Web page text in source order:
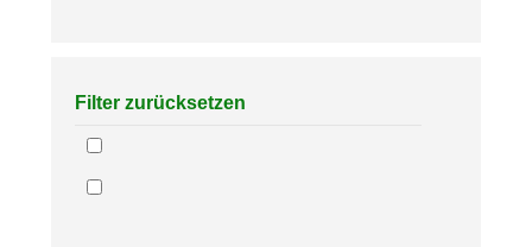
Filter zurücksetzen